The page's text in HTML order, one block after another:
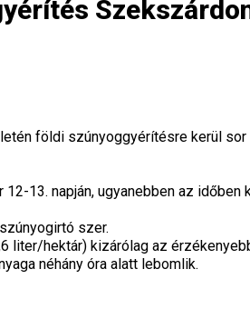
földi szúnyoggyérítésre kerül sor
13. napján, ugyanebben az időben
szer.
liter/hektár) kizárólag az
néhány óra alatt lebomlik.